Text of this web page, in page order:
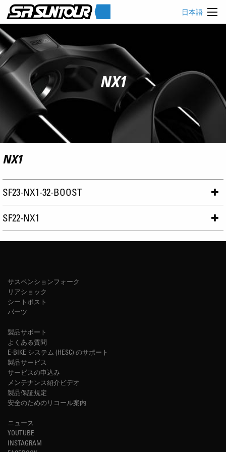
日本語
NX1
NX1
SF23-NX1-32-BOOST
SF22-NX1
サスペンションフォーク
リアショック
シートポスト
パーツ
製品サポート
よくある質問
E-BIKE システム (HESC) のサポート
製品サービス
サービスの申込み
メンテナンス紹介ビデオ
製品保証規定
安全のためのリコール案内
ニュース
YOUTUBE
INSTAGRAM